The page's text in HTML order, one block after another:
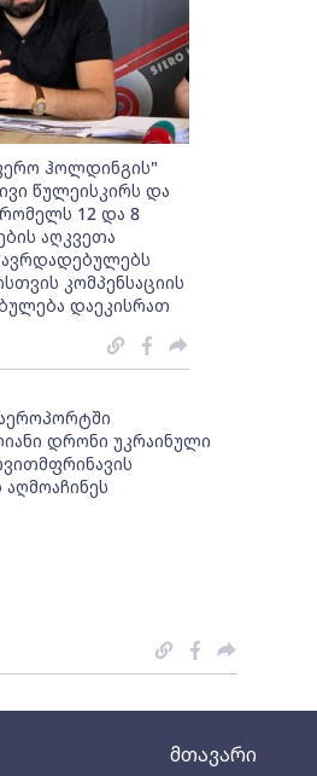
მთავარი
ჰოლდინგის"
წულეისკირს და
12 და 8
აღკვეთა
კომპენსაციის
დაეკისრათ
დრონი უკრაინული